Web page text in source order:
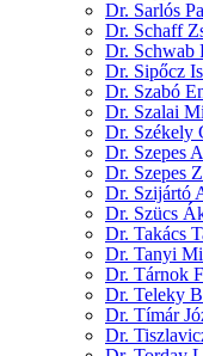
Dr. Sarlós
Dr. Schaff
Dr. Schwab
Dr. Sipőcz
Dr. Szabó
Dr. Szalai
Dr. Székely
Dr. Szepes
Dr. Szepes
Dr. Szijártó
Dr. Szücs
Dr. Takács
Dr. Tanyi
Dr. Tárnok
Dr. Teleky
Dr. Tímár
Dr.